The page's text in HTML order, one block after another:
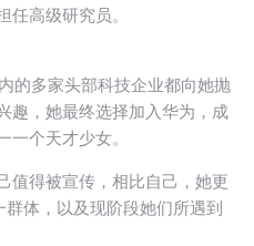
任高级研究员。
的多家头部科技企业都向她抛
趣，她最终选择加入华为，成
一个天才少女。
值得被宣传，相比自己，她更
体，以及现阶段她们所遇到